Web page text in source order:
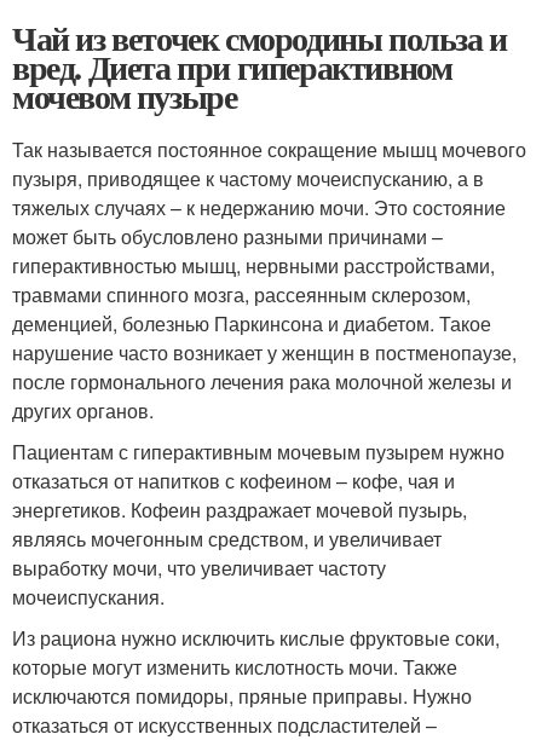
Чай из веточек смородины польза и
вред. Диета при гиперактивном
мочевом пузыре
Так называется постоянное сокращение мышц мочевого
пузыря, приводящее к частому мочеиспусканию, а в
тяжелых случаях – к недержанию мочи. Это состояние
может быть обусловлено разными причинами –
гиперактивностью мышц, нервными расстройствами,
травмами спинного мозга, рассеянным склерозом,
деменцией, болезнью Паркинсона и диабетом. Такое
нарушение часто возникает у женщин в постменопаузе,
после гормонального лечения рака молочной железы и
других органов.
Пациентам с гиперактивным мочевым пузырем нужно
отказаться от напитков с кофеином – кофе, чая и
энергетиков. Кофеин раздражает мочевой пузырь,
являясь мочегонным средством, и увеличивает
выработку мочи, что увеличивает частоту
мочеиспускания.
Из рациона нужно исключить кислые фруктовые соки,
которые могут изменить кислотность мочи. Также
исключаются помидоры, пряные приправы. Нужно
отказаться от искусственных подсластителей –